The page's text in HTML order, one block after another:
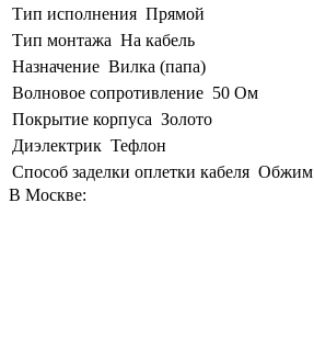
Тип исполнения Прямой
Тип монтажа На кабель
Назначение Вилка (папа)
Волновое сопротивление 50 Ом
Покрытие корпуса Золото
Диэлектрик Тефлон
Способ заделки оплетки кабеля Обжим
В Москве: